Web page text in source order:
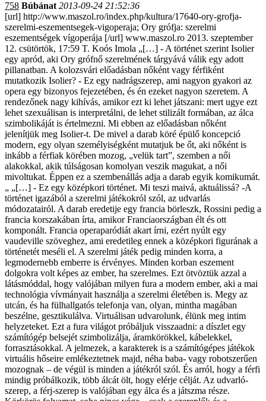
758 Búbánat 2013-09-24 21:52:36
[url] http://www.maszol.ro/index.php/kultura/17640-ory-grofja-
szerelmi-eszementsegek-vigoperaja; Ory grófja: szerelmi
eszementségek vígoperája [/url] www.maszol.ro 2013. szeptember
12. csütörtök, 17:59 T. Koós Imola „[…] - A történet szerint Isolier
egy apród, aki Ory grófnő szerelmének tárgyává válik egy adott
pillanatban. A kolozsvári előadásban nőként vagy férfiként
mutatkozik Isolier? - Ez egy nadrágszerep, ami nagyon gyakori az
opera egy bizonyos fejezetében, és én ezeket nagyon szeretem. A
rendezőnek nagy kihívás, amikor ezt ki lehet játszani: mert ugye ezt
lehet szexuálisan is interpretálni, de lehet stilizált formában, az álca
szimbolikáját is értelmezni. Mi ebben az előadásban nőként
jelenítjük meg Isolier-t. De mivel a darab köré épülő koncepció
modern, egy olyan személyiségként mutatjuk be őt, aki nőként is
inkább a férfiak körében mozog, „velük tart”, szemben a női
alakokkal, akik túlságosan komolyan veszik magukat, a női
mivoltukat. Éppen ez a szembenállás adja a darab egyik komikumát.
„ „[…] - Ez egy középkori történet. Mi teszi maivá, aktuálissá? -A
történet igazából a szerelmi játékokról szól, az udvarlás
módozatairól. A darab eredetije egy francia börleszk, Rossini pedig a
francia korszakában írta, amikor Franciaországban élt és ott
komponált. Francia operaparódiát akart írni, ezért nyúlt egy
vaudeville szöveghez, ami eredetileg ennek a középkori figurának a
történetét meséli el. A szerelmi játék pedig minden korra, a
legmodernebb emberre is érvényes. Minden korban eszement
dolgokra volt képes az ember, ha szerelmes. Ezt ötvöztük azzal a
látásmóddal, hogy valójában milyen fura a modern ember, aki a mai
technológia vívmányait használja a szerelmi életében is. Megy az
utcán, és ha fülhallgatós telefonja van, olyan, mintha magában
beszélne, gesztikulálva. Virtuálisan udvarolunk, élünk meg intim
helyzeteket. Ezt a fura világot próbáljuk visszaadni: a díszlet egy
számítógép belsejét szimbolizálja, áramkörökkel, kábelekkel,
forrasztásokkal. A jelmezek, a karakterek is a számítógépes játékok
virtuális hőseire emlékeztetnek majd, néha baba- vagy robotszerűen
mozognak – de végül is minden a játékról szól. És arról, hogy a férfi
mindig próbálkozik, több álcát ölt, hogy elérje célját. Az udvarló-
szerep, a férj-szerep is valójában egy álca és a játszma része.